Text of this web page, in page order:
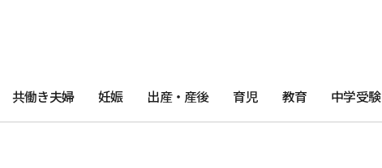
共働き夫婦 妊娠 出産・産後 育児 教育 中学受験